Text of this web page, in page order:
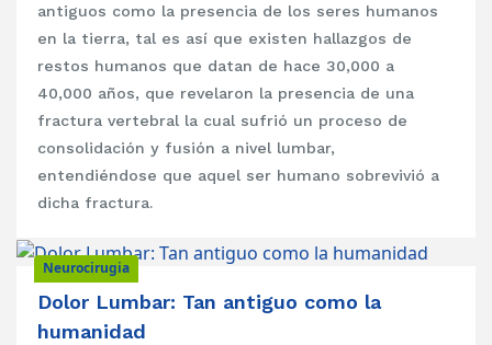
antiguos como la presencia de los seres humanos
en la tierra, tal es así que existen hallazgos de
restos humanos que datan de hace 30,000 a
40,000 años, que revelaron la presencia de una
fractura vertebral la cual sufrió un proceso de
consolidación y fusión a nivel lumbar,
entendiéndose que aquel ser humano sobrevivió a
dicha fractura.
Neurocirugia
Dolor Lumbar: Tan antiguo como la
humanidad